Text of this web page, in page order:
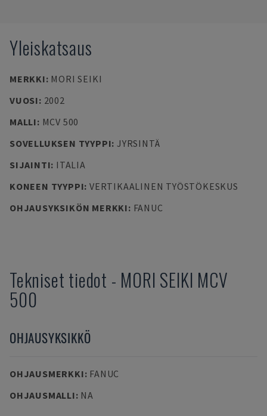
Yleiskatsaus
MERKKI: MORI SEIKI
VUOSI: 2002
MALLI: MCV 500
SOVELLUKSEN TYYPPI: JYRSINTÄ
SIJAINTI: ITALIA
KONEEN TYYPPI: VERTIKAALINEN TYÖSTÖKESKUS
OHJAUSYKSIKÖN MERKKI: FANUC
Tekniset tiedot - MORI SEIKI MCV
500
OHJAUSYKSIKKÖ
OHJAUSMERKKI: FANUC
OHJAUSMALLI: NA